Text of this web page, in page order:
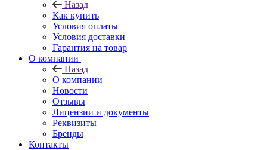
Назад
Как купить
Условия оплаты
Условия доставки
Гарантия на товар
О компании
Назад
О компании
Новости
Отзывы
Лицензии и документы
Реквизиты
Бренды
Контакты